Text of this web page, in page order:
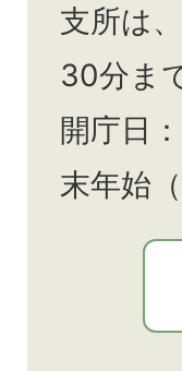
支所は
30分ま
開庁日
末年始